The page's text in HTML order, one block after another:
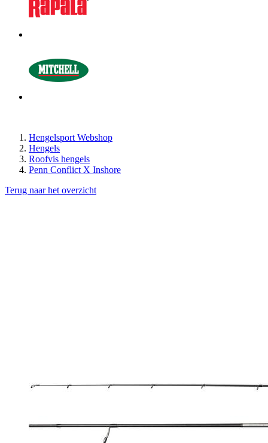
Hengelsport Webshop
Hengels
Roofvis hengels
Penn Conflict X Inshore
Terug naar het overzicht